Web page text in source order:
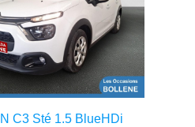
C3 Sté 1.5 BlueHDi